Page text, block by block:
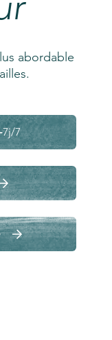
abordable
7j/7